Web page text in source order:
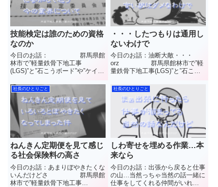
技能検定は誰のための資格
なのか
今日のお話： 群馬県館
林市で”軽量鉄骨下地工事
(LGS)”と”石こうボード”や”ケイカ
事を施工しています(株)中島内装
の中島と申します普段見ることの
できない天井や壁のウラ側や建設
業界のことなど工事をして...
・・・したつもりは通用し
ないわけで
今日のお話：油断大敵・・・
orz 群馬県館林市で”軽
量鉄骨下地工事(LGS)”と”石こう
や壁】の内装工事を施工していま
す(株)中島内装の中島と申します
普段見ることのできない天井や壁
のウラ側や建設業界...
社長のひとりごと
ねんきん定期便を見て感じ
る社会保険料の高さ
今日のお話：あまりぼやきたくな
いんだけどさ 群馬県館
林市で”軽量鉄骨下地工事
社長のひとりごと
しわ寄せを埋める作業…本
来なら
今日のお話：出張から戻ると仕事
の山…当然っちゃ当然の話一緒に
仕事をしてくれる仲間がいれ